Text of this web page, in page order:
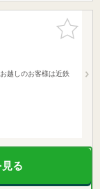
お気に入
りに追加
越しのお客様は近鉄
る